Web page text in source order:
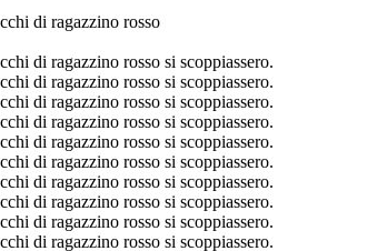
di ragazzino rosso
di ragazzino rosso si scoppiassero.
di ragazzino rosso si scoppiassero.
di ragazzino rosso si scoppiassero.
di ragazzino rosso si scoppiassero.
di ragazzino rosso si scoppiassero.
di ragazzino rosso si scoppiassero.
di ragazzino rosso si scoppiassero.
di ragazzino rosso si scoppiassero.
di ragazzino rosso si scoppiassero.
di ragazzino rosso si scoppiassero.